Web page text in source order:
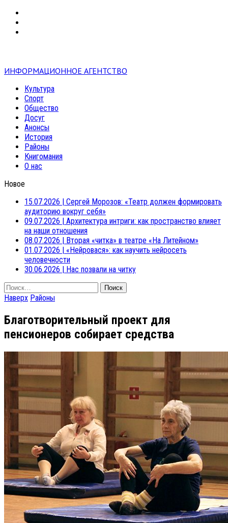
ИНФОРМАЦИОННОЕ АГЕНТСТВО
Культура
Спорт
Общество
Досуг
Анонсы
История
Районы
Книгомания
О нас
Новое
15.07.2026 | Сергей Морозов: «Театр должен формировать
аудиторию вокруг себя»
09.07.2026 | Архитектура интриги: как пространство влияет
на наши отношения
08.07.2026 | Вторая «читка» в театре «На Литейном»
01.07.2026 | «Нейровася»: как научить нейросеть
человечности
30.06.2026 | Нас позвали на читку
Найти:
Наверх Районы
Благотворительный проект для
пенсионеров собирает средства